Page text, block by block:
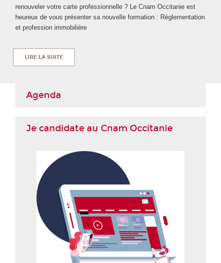
renouveler votre carte professionnelle ? Le Cnam Occitanie est
heureux de vous présenter sa nouvelle formation : Règlementation
et profession immobilière
LIRE LA SUITE
Agenda
Je candidate au Cnam Occitanie